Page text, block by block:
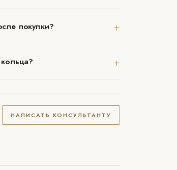
покупки? +
+
НАПИСАТЬ КОНСУЛЬТАНТУ